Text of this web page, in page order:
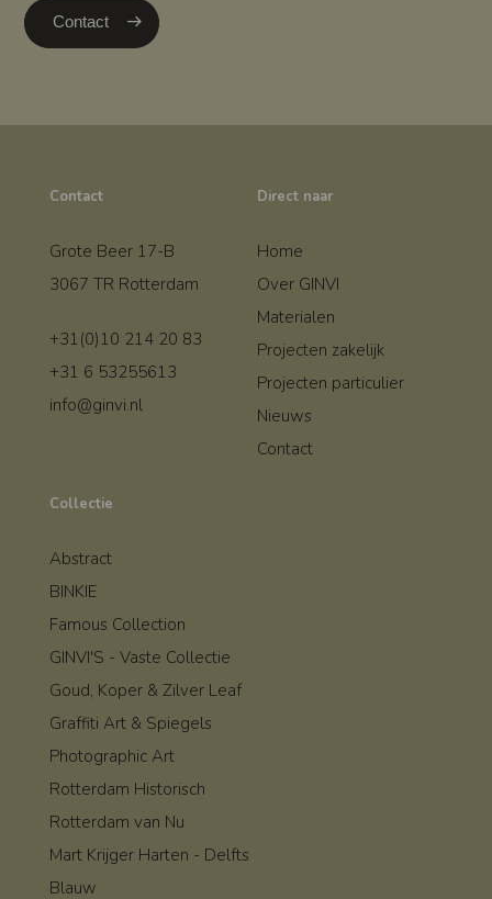
Contact
Contact
Grote Beer 17-B
3067 TR Rotterdam
+31(0)10 214 20 83
+31 6 53255613
info@ginvi.nl
Direct naar
Home
Over GINVI
Materialen
Projecten zakelijk
Projecten particulier
Nieuws
Contact
Collectie
Abstract
BINKIE
Famous Collection
GINVI'S - Vaste Collectie
Goud, Koper & Zilver Leaf
Graffiti Art & Spiegels
Photographic Art
Rotterdam Historisch
Rotterdam van Nu
Mart Krijger Harten - Delfts
Blauw